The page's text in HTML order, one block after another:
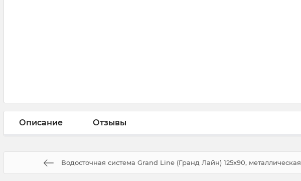
Описание Отзывы
Водосточная система Grand Line (Гранд Лайн) 125x90, металлическая